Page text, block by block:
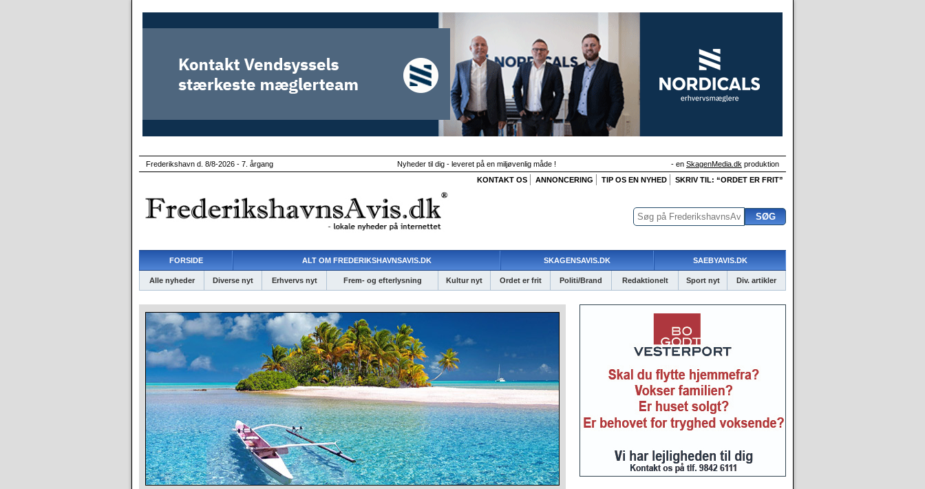
Frederikshavn d. 8/8-2026 - 7. årgang Nyheder til dig - leveret på en miljøvenlig måde ! - en SkagenMedia.dk produktion
KONTAKT OS
ANNONCERING TIP OS EN NYHED SKRIV TIL: “ORDET ER FRIT”
FORSIDE ALT OM FREDERIKSHAVNSAVIS.DK SKAGENSAVIS.DK SAEBYAVIS.DK
Alle nyheder Diverse nyt Erhvervs nyt Frem- og efterlysning Kultur nyt Ordet er frit Politi/Brand Redaktionelt Sport nyt Div. artikler